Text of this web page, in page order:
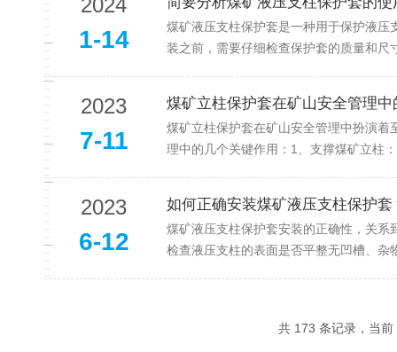
2024
1-14
煤矿液压支柱保护套是一种用于保护液
装之前，需要仔细检查保护套的质量和
2023
7-11
煤矿立柱保护套在矿山安全管理中
煤矿立柱保护套在矿山安全管理中扮演
理中的几个关键作用：1、支撑煤矿立柱
2023
6-12
如何正确安装煤矿液压支柱保护套
煤矿液压支柱保护套安装的正确性，关
检查液压支柱的表面是否平整无凹槽、
共 173 条记录，当